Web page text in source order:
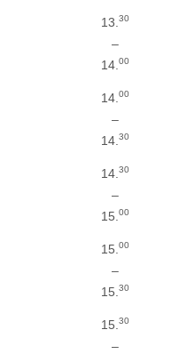
13. 30
–
14. 00
14. 00
–
14. 30
14. 30
–
15. 00
15. 00
–
15. 30
15. 30
–